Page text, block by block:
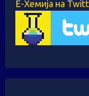
Е-Хемија на